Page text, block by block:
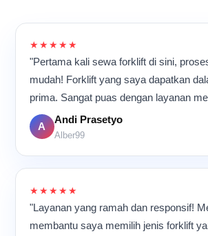
★★★★★
"Pertama kali sewa forklift di sini,
mudah! Forklift yang saya dapatkan
prima. Sangat puas dengan layanan
A
Andi Prasetyo
Alber99
★★★★★
"Layanan yang ramah dan responsif!
membantu saya memilih jenis forklift